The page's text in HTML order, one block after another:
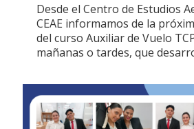
Desde el Centro de Estudios
CEAE informamos de la
del curso Auxiliar de Vuelo
mañanas o tardes, que